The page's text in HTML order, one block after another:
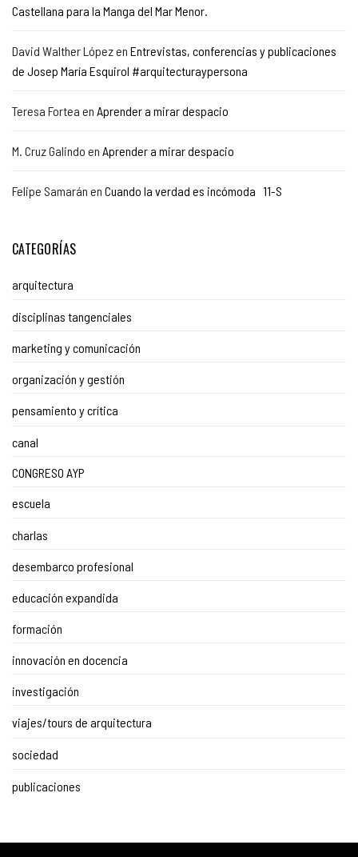
Castellana para la Manga del Mar Menor.
David Walther Lópezen Entrevistas, conferencias y publicaciones
de Josep María Esquirol #arquitecturaypersona
Teresa Fortea en Aprender a mirar despacio
M. Cruz Galindo en Aprender a mirar despacio
Felipe Samarán en Cuando la verdad es incómoda 11-S
CATEGORÍAS
arquitectura
disciplinas tangenciales
marketing y comunicación
organización y gestión
pensamiento y crítica
canal
CONGRESO AYP
escuela
charlas
desembarco profesional
educación expandida
formación
innovación en docencia
investigación
viajes/tours de arquitectura
sociedad
publicaciones